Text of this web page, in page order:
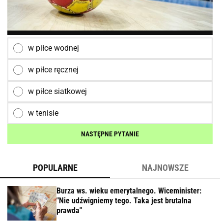
w piłce wodnej
w piłce ręcznej
w piłce siatkowej
w tenisie
NASTĘPNE PYTANIE
POPULARNE NAJNOWSZE
Burza ws. wieku emerytalnego. Wiceminister:
"Nie udźwigniemy tego. Taka jest brutalna
prawda"